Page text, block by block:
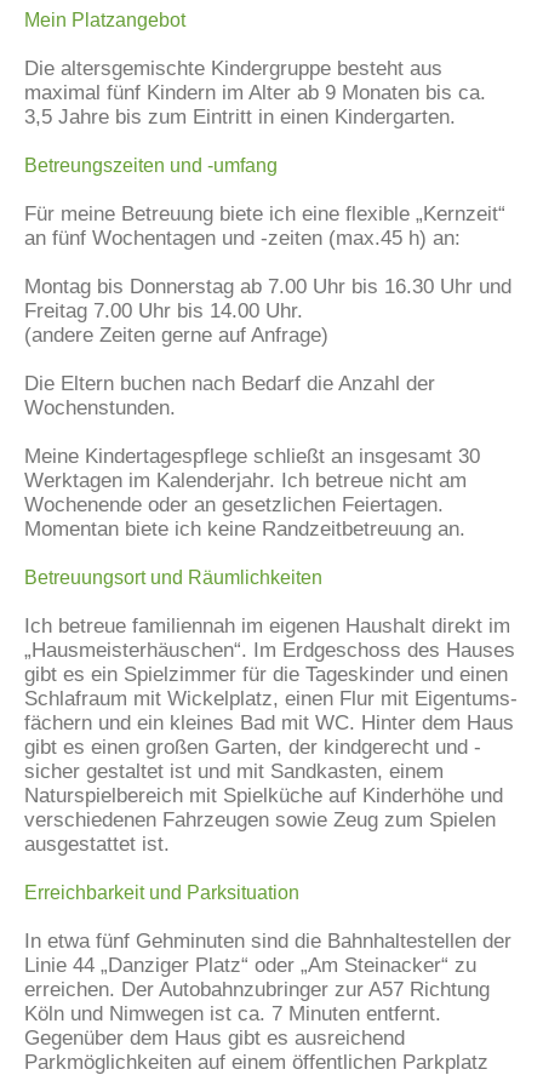
Mein Platzangebot
Die altersgemischte Kindergruppe besteht aus
maximal fünf Kindern im Alter ab 9 Monaten bis ca.
3,5 Jahre bis zum Eintritt in einen Kindergarten.
Betreungszeiten und -umfang
Für meine Betreuung biete ich eine flexible „Kernzeit“
an fünf Wochentagen und -zeiten (max.45 h) an:
Montag bis Donnerstag ab 7.00 Uhr bis 16.30 Uhr und
Freitag 7.00 Uhr bis 14.00 Uhr.
(andere Zeiten gerne auf Anfrage)
Die Eltern buchen nach Bedarf die Anzahl der
Wochenstunden.
Meine Kindertagespflege schließt an insgesamt 30
Werktagen im Kalenderjahr. Ich betreue nicht am
Wochenende oder an gesetzlichen Feiertagen.
Momentan biete ich keine Randzeitbetreuung an.
Betreuungsort und Räumlichkeiten
Ich betreue familiennah im eigenen Haushalt direkt im
„Hausmeisterhäuschen“. Im Erdgeschoss des Hauses
gibt es ein Spielzimmer für die Tageskinder und einen
Schlafraum mit Wickelplatz, einen Flur mit Eigentums-
fächern und ein kleines Bad mit WC. Hinter dem Haus
gibt es einen großen Garten, der kindgerecht und -
sicher gestaltet ist und mit Sandkasten, einem
Naturspielbereich mit Spielküche auf Kinderhöhe und
verschiedenen Fahrzeugen sowie Zeug zum Spielen
ausgestattet ist.
Erreichbarkeit und Parksituation
In etwa fünf Gehminuten sind die Bahnhaltestellen der
Linie 44 „Danziger Platz“ oder „Am Steinacker“ zu
erreichen. Der Autobahnzubringer zur A57 Richtung
Köln und Nimwegen ist ca. 7 Minuten entfernt.
Gegenüber dem Haus gibt es ausreichend
Parkmöglichkeiten auf einem öffentlichen Parkplatz